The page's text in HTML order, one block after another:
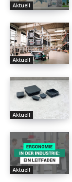
Aktuell
Aktuell
Aktuell
Aktuell